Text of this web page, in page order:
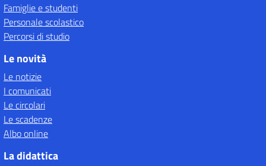
Famiglie e studenti
Personale scolastico
Percorsi di studio
Le novità
Le notizie
I comunicati
Le circolari
Le scadenze
Albo online
La didattica